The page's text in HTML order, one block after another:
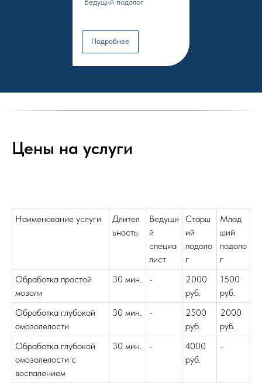
Подробнее
Цены на услуги
Наименование услуги
Длител
ьность
Ведущи
й
специа
лист
Старш
ий
подоло
г
Млад
ший
подоло
г
Обработка простой
мозоли
30 мин. -
2000
руб.
1500
руб.
Обработка глубокой
омозолелости
30 мин. -
2500
руб.
2000
руб.
Обработка глубокой
омозолелости с
воспалением
30 мин. -
4000
руб.
-